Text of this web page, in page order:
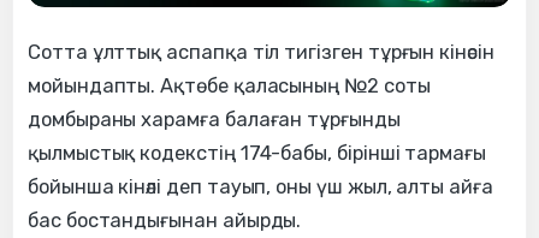
Сотта ұлттық аспапқа тіл тигізген тұрғын кінәсін
мойындапты. Ақтөбе қаласының №2 соты
домбыраны харамға балаған тұрғынды
қылмыстық кодекстің 174-бабы, бірінші тармағы
бойынша кінәлі деп тауып, оны үш жыл, алты айға
бас бостандығынан айырды.